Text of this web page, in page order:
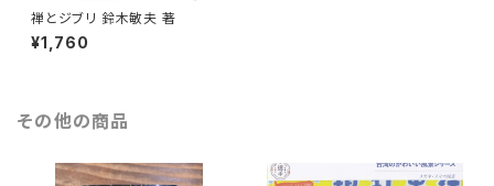
禅とジブリ 鈴木敏夫 著
¥1,760
その他の商品